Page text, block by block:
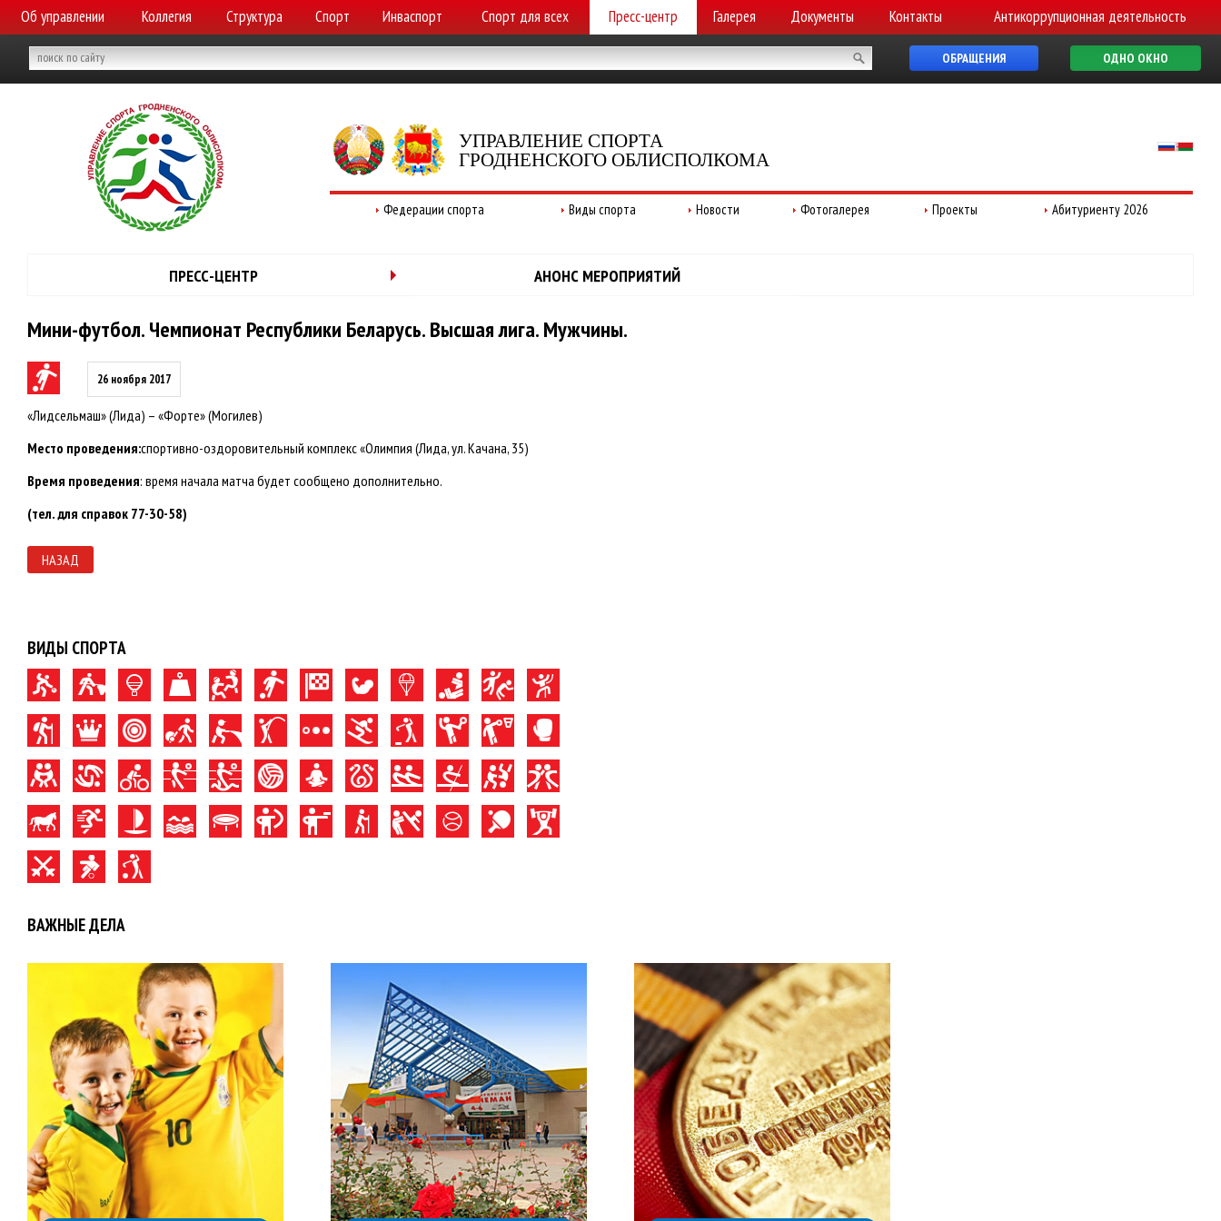
Об управлении Коллегия Структура Спорт Инваспорт Спорт для всех Пресс-центр Галерея Документы Контакты Антикоррупционная деятельность
ОБРАЩЕНИЯ ОДНО ОКНО
УПРАВЛЕНИЕ СПОРТА
ГРОДНЕНСКОГО ОБЛИСПОЛКОМА
Федерации спорта Виды спорта Новости Фотогалерея Проекты Абитуриенту 2026
ПРЕСС-ЦЕНТР АНОНС МЕРОПРИЯТИЙ
Мини-футбол. Чемпионат Республики Беларусь. Высшая лига. Мужчины.
26 ноября 2017
«Лидсельмаш» (Лида) – «Форте» (Могилев)
Место проведения:спортивно-оздоровительный комплекс «Олимпия (Лида, ул. Качана, 35)
Время проведения: время начала матча будет сообщено дополнительно.
(тел. для справок 77-30-58)
НАЗАД
ВИДЫ СПОРТА
ВАЖНЫЕ ДЕЛА